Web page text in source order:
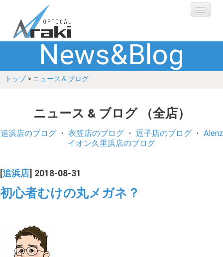
選ばれる理由
ブランド
補聴器
ギャラリー
News&Blog
トップ> ニュース＆ブログ
ニュース & ブログ （全店）
追浜店のブログ・ 衣笠店のブログ・ 逗子店のブログ・ Alenz
イオン久里浜店のブログ
追浜店 ] 2018-08-31
初心者むけの丸メガネ？